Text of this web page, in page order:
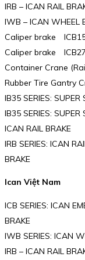
IRB – ICAN RAIL
IWB – ICAN WHEEL
Caliper brake
Caliper brake ICB27
Container Crane
Rubber Tire Gantry
IB35 SERIES:
IB35 SERIES: SUPER
ICAN RAIL BRAKE
IRB SERIES: ICAN
BRAKE
Ican Việt Nam
ICB SERIES: ICAN
BRAKE
IWB SERIES: ICAN
IRB – ICAN RAIL